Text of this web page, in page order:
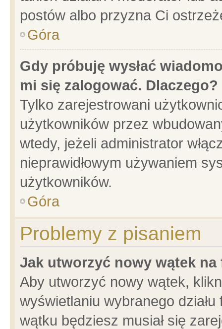
postów albo przyzna Ci
Góra
Gdy próbuję wysłać
mi się zalogować. Dlaczego?
Tylko zarejestrowani
użytkowników przez
wtedy, jeżeli administrator
nieprawidłowym używaniem
użytkowników.
Góra
Problemy z pisaniem
Jak utworzyć nowy wątek na
Aby utworzyć nowy wątek,
wyświetlaniu wybranego
wątku będziesz musiał się